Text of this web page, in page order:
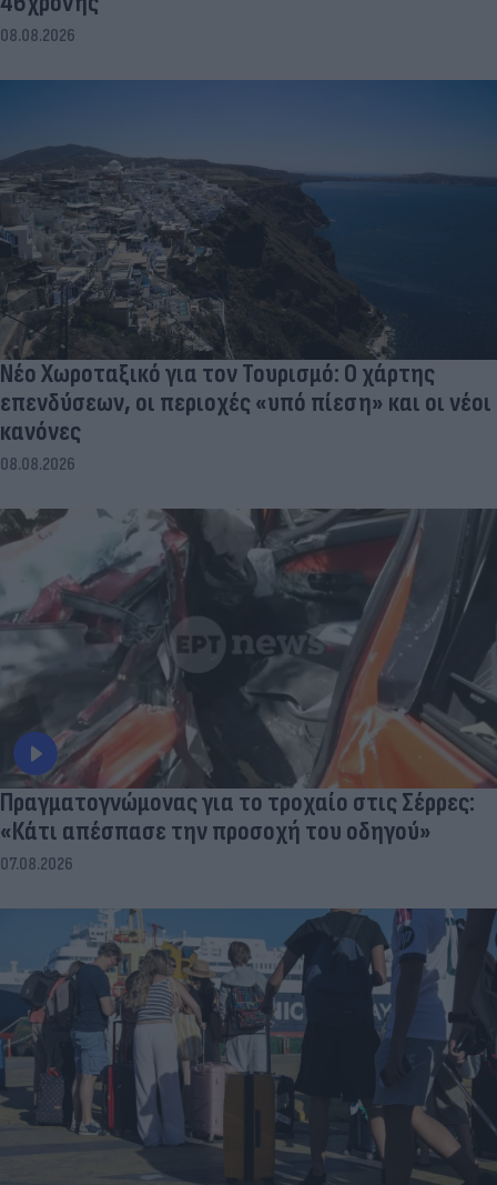
08.08.2026
Νέο Χωροταξικό για τον Τουρισμό: Ο χάρτης
επενδύσεων, οι περιοχές «υπό πίεση» και οι νέοι
κανόνες
08.08.2026
Πραγματογνώμονας για το τροχαίο στις Σέρρες:
«Κάτι απέσπασε την προσοχή του οδηγού»
07.08.2026